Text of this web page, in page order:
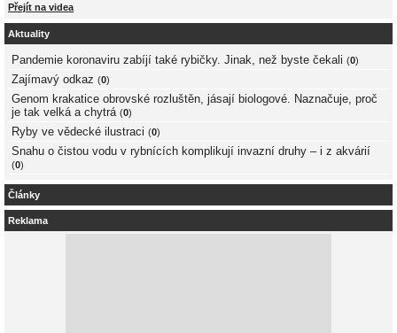
Přejít na videa
Aktuality
Pandemie koronaviru zabíjí také rybičky. Jinak, než byste čekali (0)
Zajímavý odkaz (0)
Genom krakatice obrovské rozluštěn, jásají biologové. Naznačuje, proč
je tak velká a chytrá (0)
Ryby ve vědecké ilustraci (0)
Snahu o čistou vodu v rybnících komplikují invazní druhy – i z akvárií
(0)
Články
Reklama